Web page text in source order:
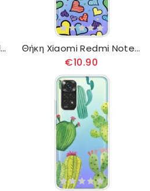
θηκη κινητου Xiaomi Redmi Note 11 Pro 4G / 5G Love Donuts Θήκη Xiaomi Redmi Note 11 Pro 4G / 5G Πολύχρωμες Καρδιές
€10.90